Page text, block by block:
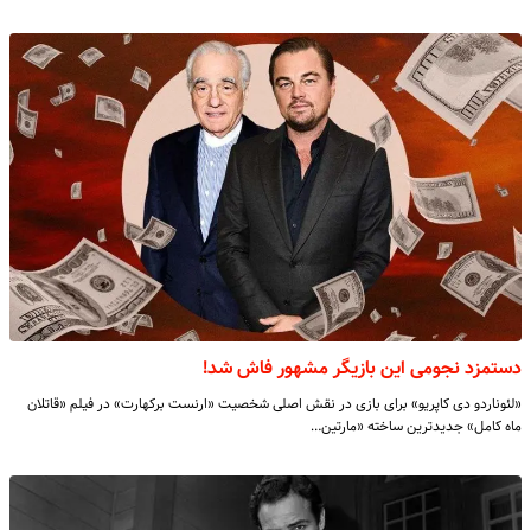
دستمزد نجومی این بازیگر مشهور فاش شد!
«لئوناردو دی کاپریو» برای بازی در نقش اصلی شخصیت «ارنست برکهارت» در فیلم «قاتلان
ماه کامل» جدیدترین ساخته «مارتین…